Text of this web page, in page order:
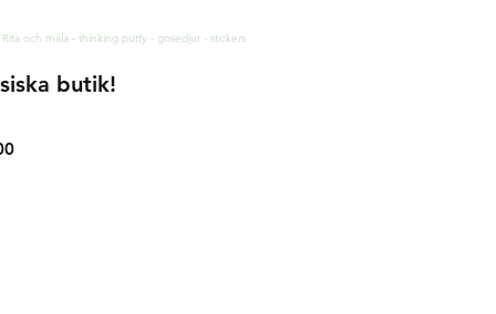
Rita och måla - thinking putty - gosedjur - stickers
butik!